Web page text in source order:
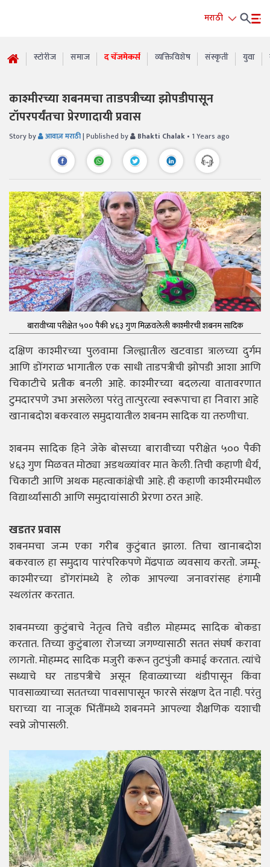
मराठी
स्टोरीज समाज द चेंजमेकर्स व्यक्तिविशेष संस्कृती युवा
काश्मीरच्या शबनमचा ताडपत्रीच्या झोपडीपासून
टॉपरपर्यंतचा प्रेरणादायी प्रवास
Story by आवाज़ मराठी| Published by Bhakti Chalak • 1 Years ago
बारावीच्या परीक्षेत ५०० पैकी ४६३ गुण मिळवलेली काश्मीरची शबनम सादिक
दक्षिण काश्मीरच्या पुलवामा जिल्ह्यातील खटवाडा त्रालच्या दुर्गम
आणि डोंगराळ भागातील एक साधी ताडपत्रीची झोपडी आशा आणि
चिकाटीचे प्रतीक बनली आहे. काश्मीरच्या बदलत्या वातावरणात
टुमदारपणे उभा असलेला परंतु तात्पुरत्या स्वरूपाचा हा निवारा आहे
खानाबदोश बकरवाल समुदायातील शबनम सादिक या तरुणीचा.
शबनम सादिक हिने जेके बोसच्या बारावीच्या परीक्षेत ५०० पैकी
४६३ गुण मिळवत मोठ्या अडथळ्यांवर मात केली. तिची कहाणी धैर्य,
चिकाटी आणि अथक महत्वाकांक्षेची आहे. ही कहाणी काश्मीरमधील
विद्यार्थ्यांसाठी आणि समुदायांसाठी प्रेरणा ठरत आहे.
खडतर प्रवास
शबनमचा जन्म एका गरीब कुटुंबात झाला. तिचा खानाबदोश
बकरवाल हा समुदाय पारंपरिकपणे मेंढपाळ व्यवसाय करतो. जम्मू-
काश्मीरच्या डोंगरांमध्ये हे लोक आपल्या जनावरांसह हंगामी
स्थलांतर करतात.
शबनमच्या कुटुंबाचे नेतृत्व तिचे वडील मोहम्मद सादिक बोकडा
करतात. तिच्या कुटुंबाला रोजच्या जगण्यासाठी सतत संघर्ष करावा
लागतो. मोहम्मद सादिक मजुरी करून तुटपुंजी कमाई करतात. त्यांचे
सध्याचे घर ताडपत्रीचे असून हिवाळ्याच्या थंडीपासून किंवा
पावसाळ्याच्या सततच्या पावसापासून फारसे संरक्षण देत नाही. परंतु
घराच्या या नाजूक भिंतींमध्ये शबनमने आपल्या शैक्षणिक यशाची
स्वप्ने जोपासली.